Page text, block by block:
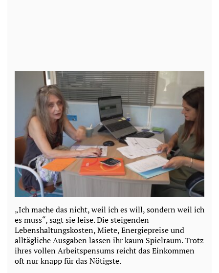
„Ich mache das nicht, weil ich es will, sondern weil ich
es muss“, sagt sie leise. Die steigenden
Lebenshaltungskosten, Miete, Energiepreise und
alltägliche Ausgaben lassen ihr kaum Spielraum. Trotz
ihres vollen Arbeitspensums reicht das Einkommen
oft nur knapp für das Nötigste.